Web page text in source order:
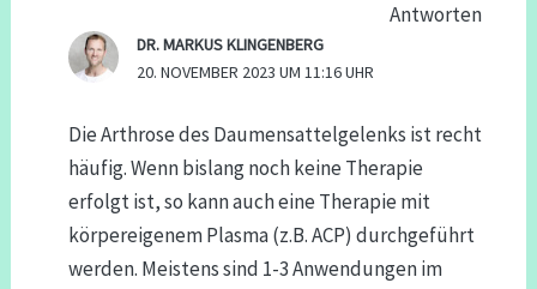
Antworten
DR. MARKUS KLINGENBERG
20. NOVEMBER 2023 UM 11:16 UHR
Die Arthrose des Daumensattelgelenks ist recht
häufig. Wenn bislang noch keine Therapie
erfolgt ist, so kann auch eine Therapie mit
körpereigenem Plasma (z.B. ACP) durchgeführt
werden. Meistens sind 1-3 Anwendungen im